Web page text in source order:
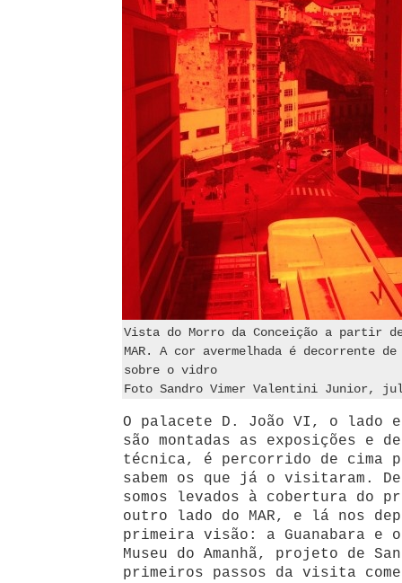
Vista do Morro da Conceição a partir
MAR. A cor avermelhada é decorrente
sobre o vidro
Foto Sandro Vimer Valentini Junior,
O palacete D. João VI, o lado
são montadas as exposições e
técnica, é percorrido de cima
sabem os que já o visitaram.
somos levados à cobertura do
outro lado do MAR, e lá nos
primeira visão: a Guanabara e
Museu do Amanhã, projeto de
primeiros passos da visita